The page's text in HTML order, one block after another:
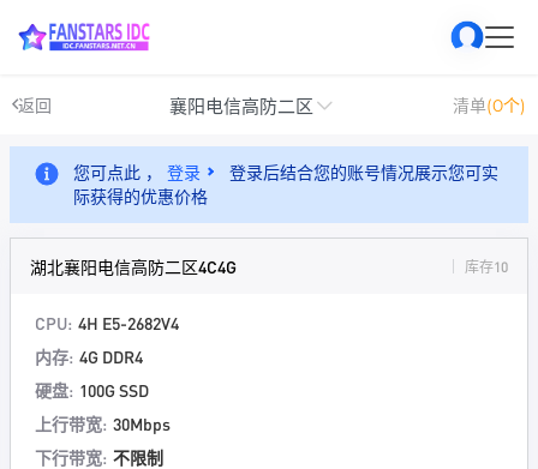
返回 襄阳电信高防二区 清单(0个)
您可点此 ， 登录
登录后结合您的账号情况展示您可实
际获得的优惠价格
湖北襄阳电信高防二区4C4G 库存10
CPU: 4H E5-2682V4
内存: 4G DDR4
硬盘: 100G SSD
上行带宽: 30Mbps
下行带宽: 不限制